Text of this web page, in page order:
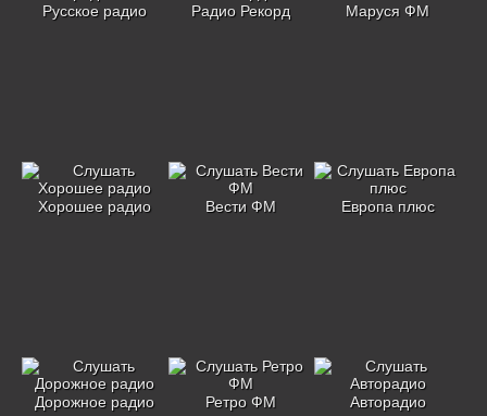
Русское радио Радио Рекорд Маруся ФМ
Хорошее радио Вести ФМ Европа плюс
Дорожное радио Ретро ФМ Авторадио